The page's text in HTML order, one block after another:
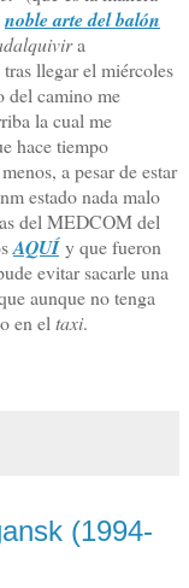
noble arte del balón
a
llegar el miércoles
del camino me
la cual me
hace tiempo
a pesar de estar
estado nada malo
del MEDCOM del
AQUÍy que fueron
evitar sacarle una
aunque no tenga
en eltaxi.
(1994-